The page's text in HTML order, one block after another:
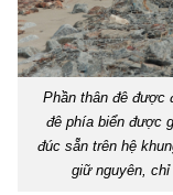
Phần thân đê được
đê phía biển được
đúc sẵn trên hệ
giữ nguyên,